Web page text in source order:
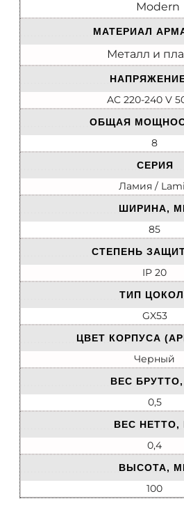
Modern
МАТЕРИАЛ
Металл и
AC 220-240 V
ОБЩАЯ
8
СЕРИЯ
Ламия /
ШИРИНА,
85
СТЕПЕНЬ
IP 20
ТИП
GX53
ЦВЕТ КОРПУСА
Черный
ВЕС БРУТТО,
0,5
ВЕС НЕТТО,
0,4
ВЫСОТА,
100